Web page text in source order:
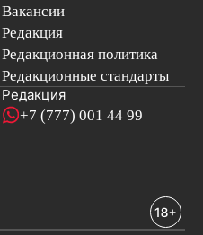
Вакансии
Редакция
Редакционная политика
Редакционные стандарты
Редакция
+7 (777) 001 44 99